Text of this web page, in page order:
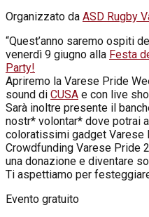
Organizzato da ASD Rugby
“Quest’anno saremo ospiti
venerdì 9 giugno alla Festa
Party!
Apriremo la Varese Pride
sound di CUSA e con live
Sarà inoltre presente il
nostr* volontar* dove potrai
coloratissimi gadget Varese
Crowdfunding Varese Pride
una donazione e diventare
Ti aspettiamo per
Evento gratuito